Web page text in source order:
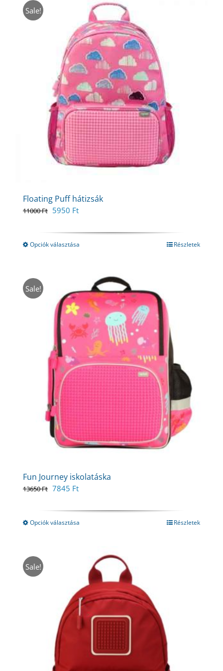
Sale!
Floating Puff hátizsák
11000Ft Original
was:
11000 Ft.
5950 FtCurrent
is:
5950 Ft.
Opciók választása Részletek
Sale!
Fun Journey iskolatáska
13650Ft Original
was:
13650 Ft.
7845 FtCurrent
is:
7845 Ft.
Opciók választása Részletek
Sale!